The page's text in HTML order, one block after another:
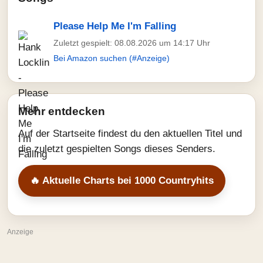
Please Help Me I'm Falling
Zuletzt gespielt: 08.08.2026 um 14:17 Uhr
Bei Amazon suchen (#Anzeige)
Mehr entdecken
Auf der Startseite findest du den aktuellen Titel und
die zuletzt gespielten Songs dieses Senders.
🔥 Aktuelle Charts bei 1000 Countryhits
Anzeige